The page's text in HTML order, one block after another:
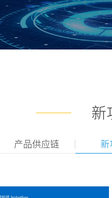
新
产品供应链 新